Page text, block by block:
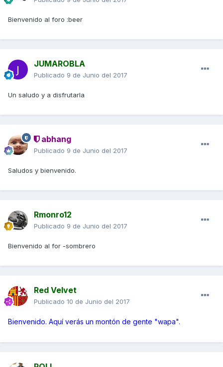
Bienvenido al foro :beer
JUMAROBLA
Publicado 9 de Junio del 2017
Un saludo y a disfrutarla
abhang
Publicado 9 de Junio del 2017
Saludos y bienvenido.
Rmonro12
Publicado 9 de Junio del 2017
Bienvenido al for -sombrero
Red Velvet
Publicado 10 de Junio del 2017
Bienvenido. Aquí verás un montón de gente "wapa".